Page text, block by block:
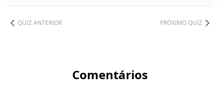
QUIZ ANTERIOR PRÓXIMO QUIZ
Comentários